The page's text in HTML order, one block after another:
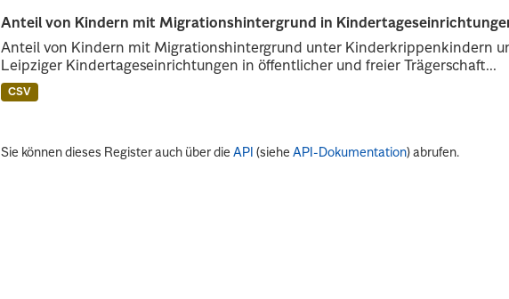
Anteil von Kindern mit Migrationshintergrund in
Anteil von Kindern mit Migrationshintergrund unter Kinderkrippenkindern
Leipziger Kindertageseinrichtungen in öffentlicher und freier Trägerschaft...
CSV
Sie können dieses Register auch über dieAPI (sieheAPI-Dokumentation) abrufen.